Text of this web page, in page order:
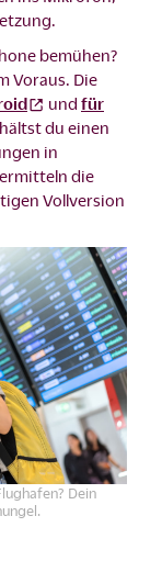
bemühen?
Voraus. Die
und für
du einen
in
die
Vollversion
Dein